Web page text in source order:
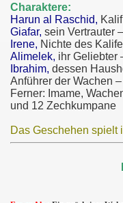
Charaktere:
Harun al Raschid,
Giafar, sein Vertrauter
Irene, Nichte des
Alimelek, ihr Geliebter
Ibrahim, dessen
Anführer der Wachen
Ferner: Imame,
und 12 Zechkumpane
Das Geschehen spielt